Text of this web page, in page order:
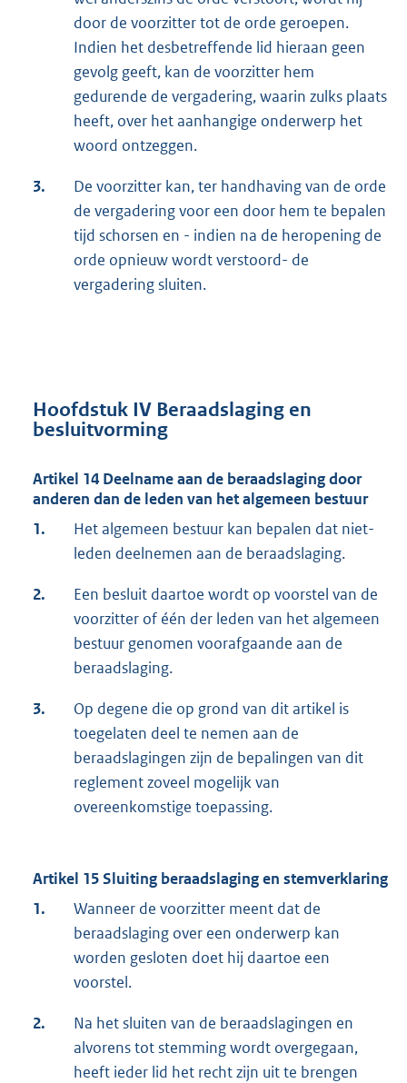
door de voorzitter tot de orde geroepen.
Indien het desbetreffende lid hieraan geen
gevolg geeft, kan de voorzitter hem
gedurende de vergadering, waarin zulks plaats
heeft, over het aanhangige onderwerp het
woord ontzeggen.
3.
De voorzitter kan, ter handhaving van de orde
de vergadering voor een door hem te bepalen
tijd schorsen en - indien na de heropening de
orde opnieuw wordt verstoord- de
vergadering sluiten.
Hoofdstuk IV Beraadslaging en
besluitvorming
Artikel 14 Deelname aan de beraadslaging door
anderen dan de leden van het algemeen bestuur
1.
Het algemeen bestuur kan bepalen dat niet-
leden deelnemen aan de beraadslaging.
2.
Een besluit daartoe wordt op voorstel van de
voorzitter of één der leden van het algemeen
bestuur genomen voorafgaande aan de
beraadslaging.
3.
Op degene die op grond van dit artikel is
toegelaten deel te nemen aan de
beraadslagingen zijn de bepalingen van dit
reglement zoveel mogelijk van
overeenkomstige toepassing.
Artikel 15 Sluiting beraadslaging en stemverklaring
1.
Wanneer de voorzitter meent dat de
beraadslaging over een onderwerp kan
worden gesloten doet hij daartoe een
voorstel.
2.
Na het sluiten van de beraadslagingen en
alvorens tot stemming wordt overgegaan,
heeft ieder lid het recht zijn uit te brengen